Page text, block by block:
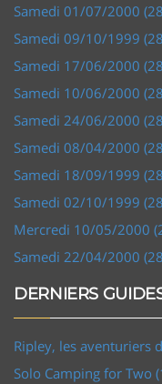
Samedi 01/07/2000
Samedi 09/10/1999
Samedi 17/06/2000
Samedi 10/06/2000
Samedi 24/06/2000
Samedi 08/04/2000
Samedi 18/09/1999
Samedi 02/10/1999
Mercredi 10/05/2000
Samedi 22/04/2000
DERNIERS
Ripley, les aventuriers
Solo Camping for Two